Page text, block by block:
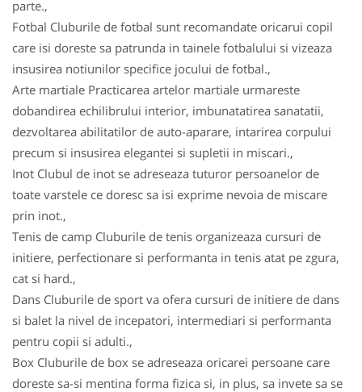
parte.,
Fotbal Cluburile de fotbal sunt recomandate oricarui copil
care isi doreste sa patrunda in tainele fotbalului si vizeaza
insusirea notiunilor specifice jocului de fotbal.,
Arte martiale Practicarea artelor martiale urmareste
dobandirea echilibrului interior, imbunatatirea sanatatii,
dezvoltarea abilitatilor de auto-aparare, intarirea corpului
precum si insusirea elegantei si supletii in miscari.,
Inot Clubul de inot se adreseaza tuturor persoanelor de
toate varstele ce doresc sa isi exprime nevoia de miscare
prin inot.,
Tenis de camp Cluburile de tenis organizeaza cursuri de
initiere, perfectionare si performanta in tenis atat pe zgura,
cat si hard.,
Dans Cluburile de sport va ofera cursuri de initiere de dans
si balet la nivel de incepatori, intermediari si performanta
pentru copii si adulti.,
Box Cluburile de box se adreseaza oricarei persoane care
doreste sa-si mentina forma fizica si, in plus, sa invete sa se